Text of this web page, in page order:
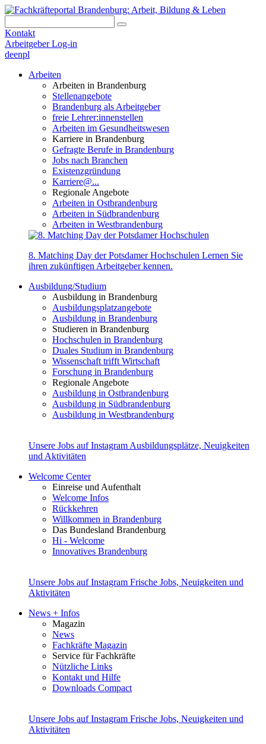
Kontakt
Arbeitgeber Log-in
deenpl
Arbeiten
Arbeiten in Brandenburg
Stellenangebote
Brandenburg als Arbeitgeber
freie Lehrer:innenstellen
Arbeiten im Gesundheitswesen
Karriere in Brandenburg
Gefragte Berufe in Brandenburg
Jobs nach Branchen
Existenzgründung
Karriere@...
Regionale Angebote
Arbeiten in Ostbrandenburg
Arbeiten in Südbrandenburg
Arbeiten in Westbrandenburg
8. Matching Day der Potsdamer Hochschulen Lernen Sie
ihren zukünftigen Arbeitgeber kennen.
Ausbildung/Studium
Ausbildung in Brandenburg
Ausbildungsplatzangebote
Ausbildung in Brandenburg
Studieren in Brandenburg
Hochschulen in Brandenburg
Duales Studium in Brandenburg
Wissenschaft trifft Wirtschaft
Forschung in Brandenburg
Regionale Angebote
Ausbildung in Ostbrandenburg
Ausbildung in Südbrandenburg
Ausbildung in Westbrandenburg
Unsere Jobs auf Instagram Ausbildungsplätze, Neuigkeiten
und Aktivitäten
Welcome Center
Einreise und Aufenthalt
Welcome Infos
Rückkehren
Willkommen in Brandenburg
Das Bundesland Brandenburg
Hi - Welcome
Innovatives Brandenburg
Unsere Jobs auf Instagram Frische Jobs, Neuigkeiten und
Aktivitäten
News + Infos
Magazin
News
Fachkräfte Magazin
Service für Fachkräfte
Nützliche Links
Kontakt und Hilfe
Downloads Compact
Unsere Jobs auf Instagram Frische Jobs, Neuigkeiten und
Aktivitäten